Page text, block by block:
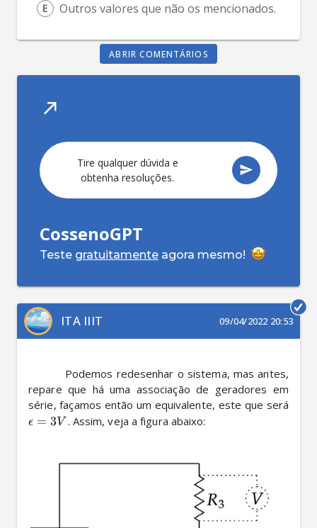
Outros valores que não os mencionados.
ABRIR COMENTÁRIOS
T
CossenoGPT
Teste gratuitamente agora mesmo!
ITA IIIT 09/04/2022 20:53
repare que há uma associação de geradores em
ϵ = 3V . Assim, veja a figura abaixo: